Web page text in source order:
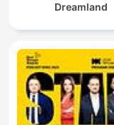
Dreamland